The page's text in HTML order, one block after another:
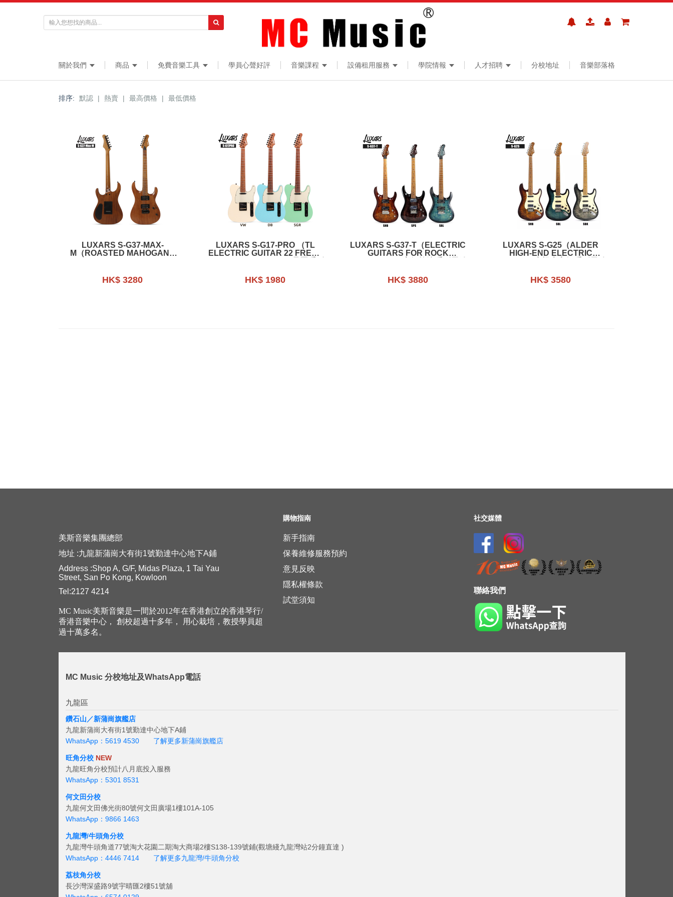
關於我們 商品 免費音樂工具 學員心聲好評 音樂課程 設備租用服務 學院情報 人才招聘 分校地址 音樂部落格
排序: 默認 | 熱賣 | 最高價格 | 最低價格
LUXARS S-G37-MAX-
M（ROASTED MAHOGANY
GUITARR）烤桃花心木24品琴系
列電結他
HK$ 3280
LUXARS S-G17-PRO （TL
ELECTRIC GUITAR 22 FRETS
HK$ 1980
LUXARS S-G37-T（ELECTRIC
GUITARS FOR ROCK
HK$ 3880
LUXARS S-G25（ALDER
HIGH-END ELECTRIC
HK$ 3580
購物指南 社交媒體
美斯音樂集團總部
地址 :九龍新蒲崗大有街1號勤達中心地下A鋪
Address :Shop A, G/F, Midas Plaza, 1 Tai Yau
Street, San Po Kong, Kowloon
Tel:2127 4214
新手指南
保養維修服務預約
意見反映
隱私權條款
試堂須知
聯絡我們
MC Music美斯音樂是一間於2012年在香港創立的香港琴行/
香港音樂中心， 創校超過十多年， 用心栽培，教授學員超
過十萬多名。
MC Music 分校地址及WhatsApp電話
九龍區
鑽石山／新蒲崗旗艦店
九龍新蒲崗大有街1號勤達中心地下A鋪
WhatsApp：5619 4530
了解更多新蒲崗旗艦店
旺角分校 NEW
九龍旺角分校預計八月底投入服務
WhatsApp：5301 8531
何文田分校
九龍何文田佛光街80號何文田廣場1樓101A-105
WhatsApp：9866 1463
九龍灣/牛頭角分校
九龍灣牛頭角道77號淘大花園二期淘大商場2樓S138-139號鋪(觀塘綫九龍灣站2分鐘直達 )
WhatsApp：4446 7414
了解更多九龍灣/牛頭角分校
荔枝角分校
長沙灣深盛路9號宇晴匯2樓51號舖